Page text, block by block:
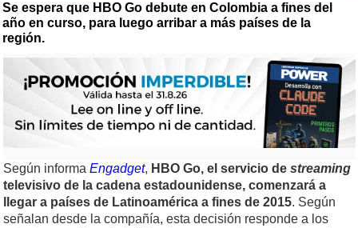
Se espera que HBO Go debute en Colombia a fines del
año en curso, para luego arribar a más países de la
región.
Según informa Engadget, HBO Go, el servicio de streaming
televisivo de la cadena estadounidense, comenzará a
llegar a países de Latinoamérica a fines de 2015. Según
señalan desde la compañía, esta decisión responde a los